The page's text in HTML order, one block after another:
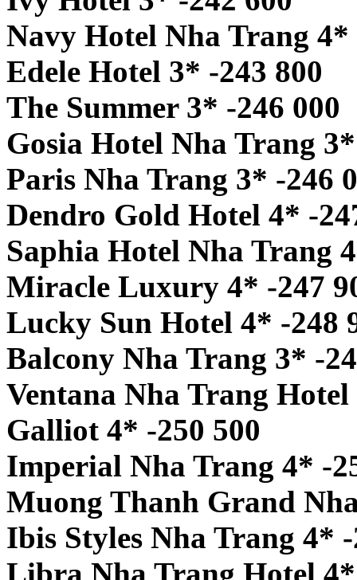
Navy Hotel Nha Trang 4*
Edele Hotel 3* -243 800
The Summer 3* -246 000
Gosia Hotel Nha Trang
Paris Nha Trang 3* -246
Dendro Gold Hotel 4* -
Saphia Hotel Nha Trang
Miracle Luxury 4* -247
Lucky Sun Hotel 4* -248
Balcony Nha Trang 3* -
Ventana Nha Trang
Galliot 4* -250 500
Imperial Nha Trang 4* -
Muong Thanh Grand
Ibis Styles Nha Trang 4*
Libra Nha Trang Hotel 4*